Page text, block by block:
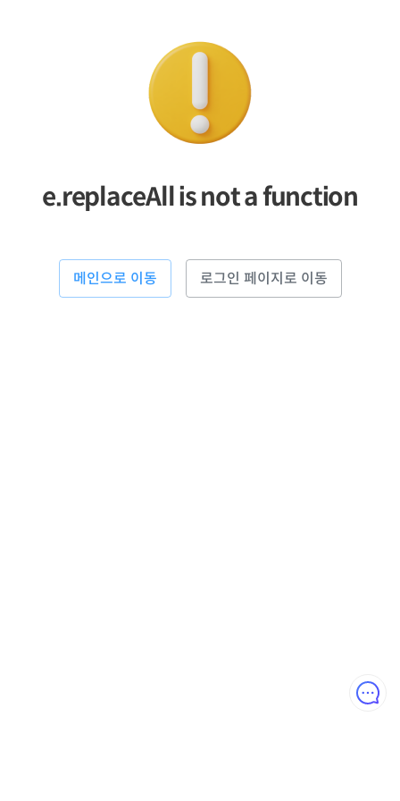
e.replaceAll is not a function
메인으로 이동 로그인 페이지로 이동